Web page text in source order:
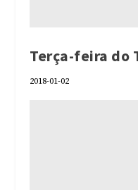
Terça-feira do
2018-01-02